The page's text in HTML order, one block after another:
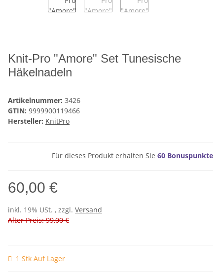
Knit-Pro "Amore" Set Tunesische
Häkelnadeln
Artikelnummer: 3426
GTIN: 9999900119466
Hersteller: KnitPro
Für dieses Produkt erhalten Sie 60 Bonuspunkte
60,00 €
inkl. 19% USt. , zzgl. Versand
Alter Preis: 99,00 €
1 Stk Auf Lager